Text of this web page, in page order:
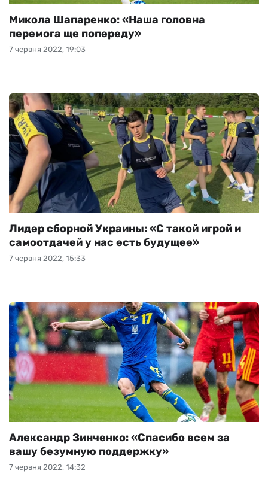
7 червня 2022, 19:03
Микола Шапаренко: «Наша головна
перемога ще попереду»
7 червня 2022, 15:33
Лидер сборной Украины: «С такой игрой и
самоотдачей у нас есть будущее»
7 червня 2022, 14:32
Александр Зинченко: «Спасибо всем за
вашу безумную поддержку»